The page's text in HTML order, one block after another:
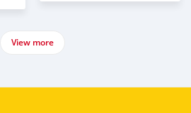
View more